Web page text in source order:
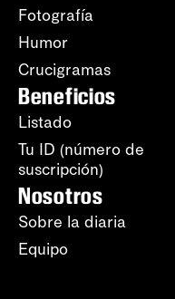
Fotografía
Humor
Crucigramas
Beneficios
Listado
Tu ID (número de
suscripción)
Nosotros
Sobre la diaria
Equipo